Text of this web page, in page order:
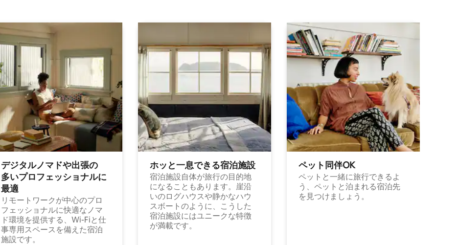
デジタルノマドや出⁠張⁠の
多⁠いプ⁠ロ⁠フ⁠ェ⁠ッ⁠シ⁠ョ⁠ナ⁠ル⁠に
最⁠適
リモートワークが中心のプロ
フェッショナルに快適なノマ
ド環境を提供する、Wi-Fiと仕
事専用スペースを備えた宿泊
施設です。
ホッと一⁠息⁠で⁠き⁠る宿⁠泊施⁠設
宿泊施設自体が旅行の目的地
になることもあります。崖沿
いのログハウスや静かなハウ
スボートのように、こうした
宿泊施設にはユニークな特徴
が満載です。
ペット同⁠伴OK
ペットと一緒に旅行できるよ
う、ペットと泊まれる宿泊先
を見つけましょう。